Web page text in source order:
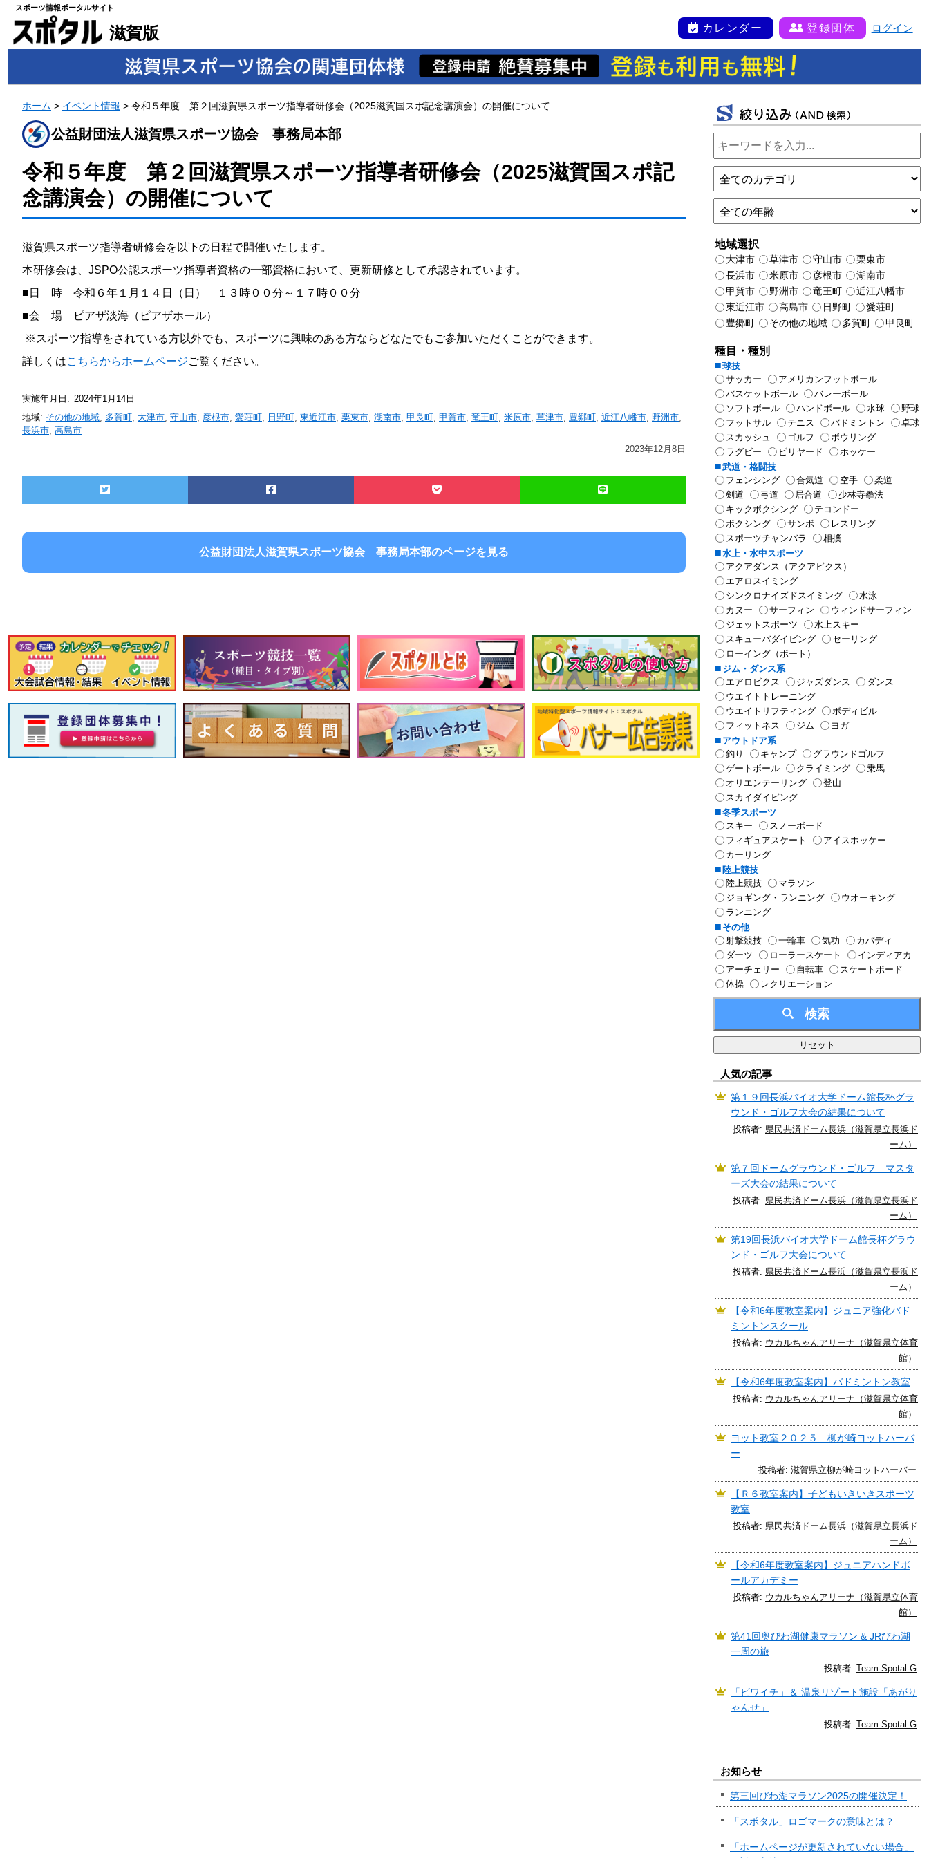
スポーツ情報ポータルサイト
滋賀版 カレンダー 登録団体 ログイン
ホーム > イベント情報 > 令和５年度 第２回滋賀県スポーツ指導者研修会（2025滋賀国スポ記念講演会）の開催について
公益財団法人滋賀県スポーツ協会 事務局本部
令和５年度 第２回滋賀県スポーツ指導者研修会（2025滋賀国スポ記
念講演会）の開催について
滋賀県スポーツ指導者研修会を以下の日程で開催いたします。
本研修会は、JSPO公認スポーツ指導者資格の一部資格において、更新研修として承認されています。
■日 時 令和６年１月１４日（日） １３時００分～１７時００分
■会 場 ピアザ淡海（ピアザホール）
※スポーツ指導をされている方以外でも、スポーツに興味のある方ならどなたでもご参加いただくことができます。
詳しくはこちらからホームページご覧ください。
実施年月日: 2024年1月14日
地域: その他の地域 多賀町 大津市 守山市 彦根市 愛荘町 日野町 東近江市 栗東市 湖南市 甲良町 甲賀市 竜王町 米原市 草津市 豊郷町 近江八幡市 野洲市
長浜市 高島市
2023年12月8日
公益財団法人滋賀県スポーツ協会 事務局本部のページを見る
地域選択
大津市 草津市 守山市
栗東市
長浜市
米原市 彦根市
湖南市
甲賀市
野洲市 竜王町
近江八幡市
東近江市
高島市 日野町
愛荘町
豊郷町
その他の地域 多賀町 甲良町
種目・種別
球技
サッカー
アメリカンフットボール
バスケットボール
バレーボール
ソフトボール
ハンドボール 水球
野球
フットサル
テニス バドミントン
卓球
スカッシュ
ゴルフ
ボウリング
ラグビー
ビリヤード
ホッケー
武道・格闘技
フェンシング
合気道 空手
柔道
剣道
弓道 居合道
少林寺拳法
キックボクシング
テコンドー
ボクシング
サンボ
レスリング
スポーツチャンバラ
相撲
水上・水中スポーツ
アクアダンス（アクアビクス）
エアロスイミング
シンクロナイズドスイミング
水泳
カヌー
サーフィン
ウィンドサーフィン
ジェットスポーツ
水上スキー
スキューバダイビング
セーリング
ローイング（ボート）
ジム・ダンス系
エアロビクス
ジャズダンス
ダンス
ウエイトトレーニング
ウエイトリフティング
ボディビル
フィットネス
ジム
ヨガ
アウトドア系
釣り
キャンプ
グラウンドゴルフ
ゲートボール
クライミング
乗馬
オリエンテーリング
登山
スカイダイビング
冬季スポーツ
スキー
スノーボード
フィギュアスケート
アイスホッケー
カーリング
陸上競技
陸上競技
マラソン
ジョギング・ランニング
ウオーキング
ランニング
その他
射撃競技
一輪車 気功
カバディ
ダーツ
ローラースケート
インディアカ
アーチェリー
自転車
スケートボード
体操
レクリエーション
人気の記事
第１９回長浜バイオ大学ドーム館長杯グラ
ウンド・ゴルフ大会の結果について
投稿者: 県民共済ドーム長浜（滋賀県立長浜ド
ーム）
第７回ドームグラウンド・ゴルフ マスタ
ーズ大会の結果について
投稿者: 県民共済ドーム長浜（滋賀県立長浜ド
ーム）
第19回長浜バイオ大学ドーム館長杯グラウ
ンド・ゴルフ大会について
投稿者: 県民共済ドーム長浜（滋賀県立長浜ド
ーム）
【令和6年度教室案内】ジュニア強化バド
ミントンスクール
投稿者: ウカルちゃんアリーナ（滋賀県立体育
館）
【令和6年度教室案内】バドミントン教室
投稿者: ウカルちゃんアリーナ（滋賀県立体育
館）
ヨット教室２０２５ 柳が崎ヨットハーバ
ー
投稿者: 滋賀県立柳が崎ヨットハーバー
【Ｒ６教室案内】子どもいきいきスポーツ
教室
投稿者: 県民共済ドーム長浜（滋賀県立長浜ド
ーム）
【令和6年度教室案内】ジュニアハンドボ
ールアカデミー
投稿者: ウカルちゃんアリーナ（滋賀県立体育
館）
第41回奥びわ湖健康マラソン & JRびわ湖
一周の旅
投稿者: Team-Spotal-G
「ビワイチ」＆ 温泉リゾート施設「あがり
ゃんせ」
投稿者: Team-Spotal-G
お知らせ
第三回びわ湖マラソン2025の開催決定！
「スポタル」ロゴマークの意味とは？
「ホームページが更新されていない場合」